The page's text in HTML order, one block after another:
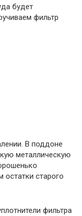
будет
фильтр
В поддоне
металлическую
старого
фильтра